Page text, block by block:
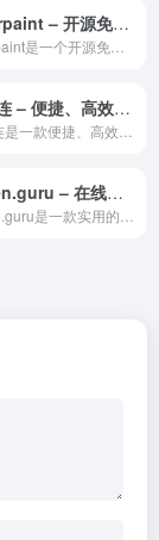
coverpaint – 开源免费的封面在线生成器
PP直连 – 便捷、高效、安全的跨平台文件传输工具
screen.guru – 在线网页截图工具